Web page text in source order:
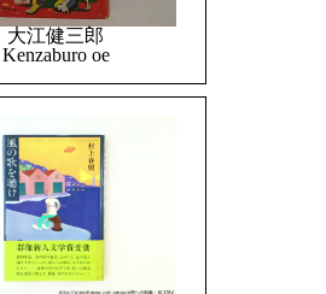
大江健三郎
Kenzaburo oe